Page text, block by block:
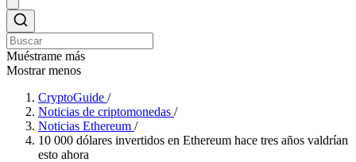
Muéstrame más
Mostrar menos
CryptoGuide /
Noticias de criptomonedas /
Noticias Ethereum /
10 000 dólares invertidos en Ethereum hace tres años valdrían
esto ahora